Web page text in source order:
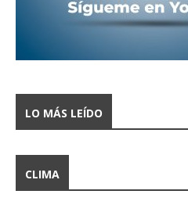
LO MÁS LEÍDO
CLIMA